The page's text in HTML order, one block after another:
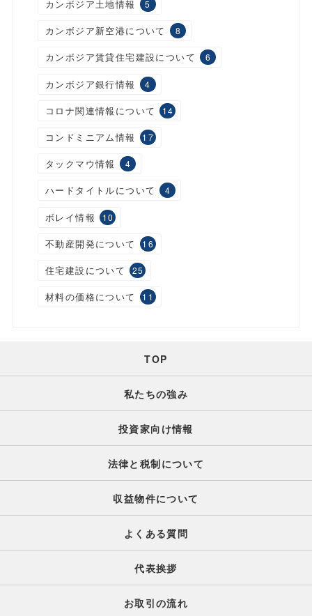
カンボジア土地情報 5
カンボジア新空港について 8
カンボジア賃貸住宅建設について 6
カンボジア銀行情報 4
コロナ関連情報について 14
コンドミニアム情報 17
タックマウ情報 4
ハードタイトルについて 4
ボレイ情報 10
不動産開発について 16
住宅建設について 25
材料の価格について 11
TOP
私たちの強み
投資家向け情報
法律と税制について
収益物件について
よくある質問
代表挨拶
お取引の流れ